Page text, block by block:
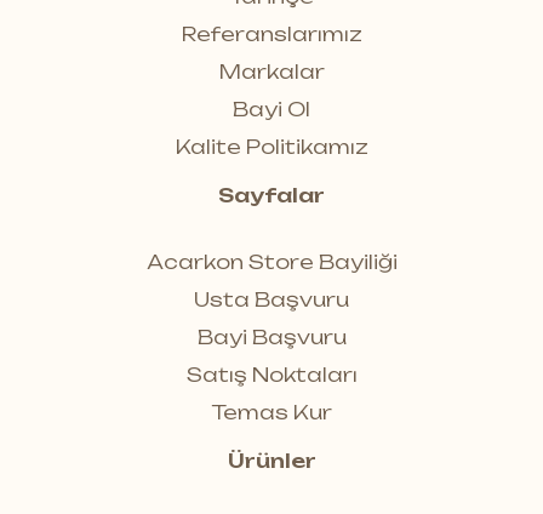
Referanslarımız
Markalar
Bayi Ol
Kalite Politikamız
Sayfalar
Acarkon Store Bayiliği
Usta Başvuru
Bayi Başvuru
Satış Noktaları
Temas Kur
Ürünler